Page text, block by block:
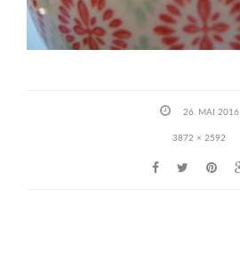
26. MAI 2016
3872 × 2592